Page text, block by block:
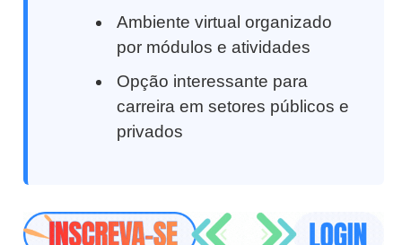
Ambiente virtual organizado
por módulos e atividades
Opção interessante para
carreira em setores públicos e
privados